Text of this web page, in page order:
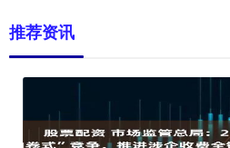
推荐资讯